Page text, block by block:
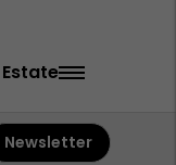
Estate
Newsletter